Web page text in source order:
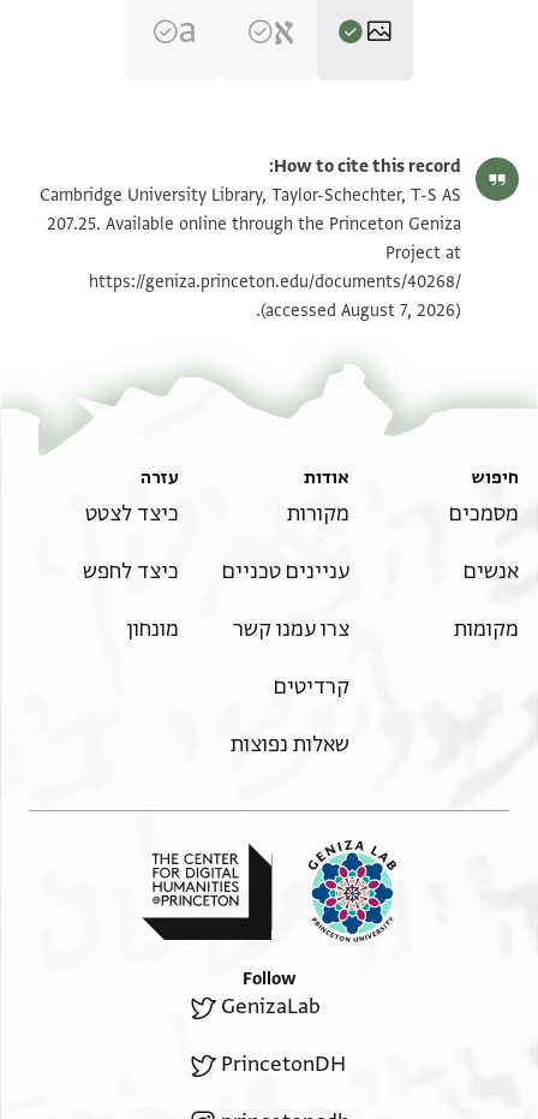
T-S AS 207.25 1v הגדל וסובב
תנאי היתר שימוש בתצלום
How to cite this record:
Cambridge University Library, Taylor-Schechter, T-S AS
207.25. Available online through the Princeton Geniza
Project at
https://geniza.princeton.edu/documents/40268/
(accessed August 7, 2026).
חיפוש
מסמכים
אנשים
מקומות
אודות
מקורות
עניינים טכניים
צרו עמנו קשר
קרדיטים
שאלות נפוצות
עזרה
כיצד לצטט
כיצד לחפש
מונחון
Follow
GenizaLab
PrincetonDH